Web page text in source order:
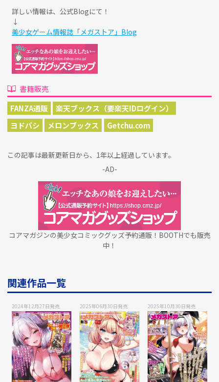
詳しい情報は、公式Blogにて！
↓
美少女ゲーム情報誌「メガストア」Blog
書籍販売
FANZA通販
楽天ブックス（要楽天IDログイン）
ヨドバシ
メロンブックス Getchu.com
この記事は最新更新日から、1年以上経過しています。
-AD-
コアマガジンの美少女コミックグッズ予約通販！BOOTHでも販売
中！
関連作品一覧
2024年12月27日発売 2025年06月30日発売 2025年10月30日発売